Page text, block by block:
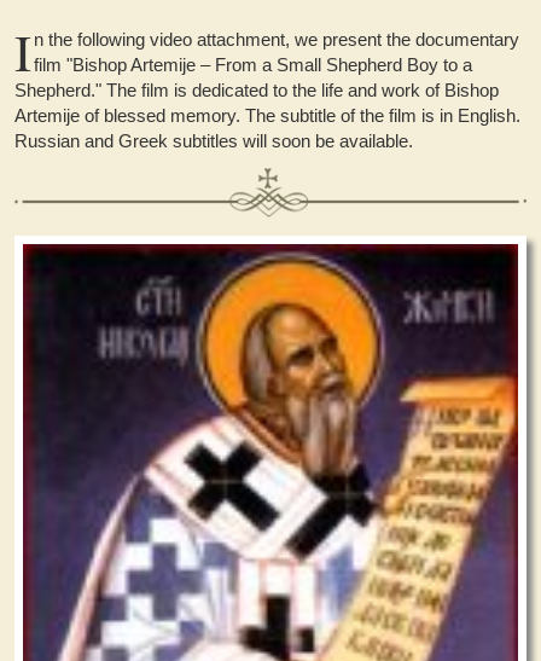
In the following video attachment, we present the documentary
film "Bishop Artemije – From a Small Shepherd Boy to a
Shepherd." The film is dedicated to the life and work of Bishop
Artemije of blessed memory. The subtitle of the film is in English.
Russian and Greek subtitles will soon be available.